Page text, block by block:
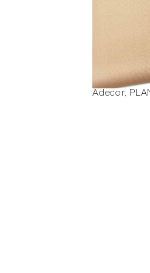
Adecor,